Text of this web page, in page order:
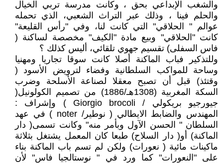
والشغب الإبداعي بحق ، وكانت مدرسة تربي الخيال
والحلم فينا ، وذلك عبر التراث الشعبي، الذي تحمله
عوالم " الحلاقي" التي كانت لنا، وفي "رأس القليعة"
كانت "الحلاقي" وبيع مادة "الكيف" مخصصة لساكنة (
فاس السفلى) تقسيم جهوي تلقائي، أليس كذلك ؟
وللتذكير فباب الماكنة أصلا كانت سوقا تجاريا ومهنيا
وساحة للمواكب السلطانية وفضاء لترويض الأسود (
وقتئذ) قبل أن تصبح معقلا لصناعة الأسلحة وضرب
السكة المغربية (1308هـ/1886) من تصميم الكولونيل(
جيورجيو بريكولي / Giorgio brocoli ) وإشراف :
المهندس والضابط الايطالي ( نوطير/ noter ) في عهد
السلطان " الحسن الآول وبأمر منه" وكانت تسمى( دار
الماكنة) أو( دار السلاح) طبعا كان المعمل يشتغل بثلاثة
ماكينات مائية ( نعورات) ولكن لم تسم باب الماكنة بناء
على "النعورات" كما ورد في " نوستالجيا فاس" لأن